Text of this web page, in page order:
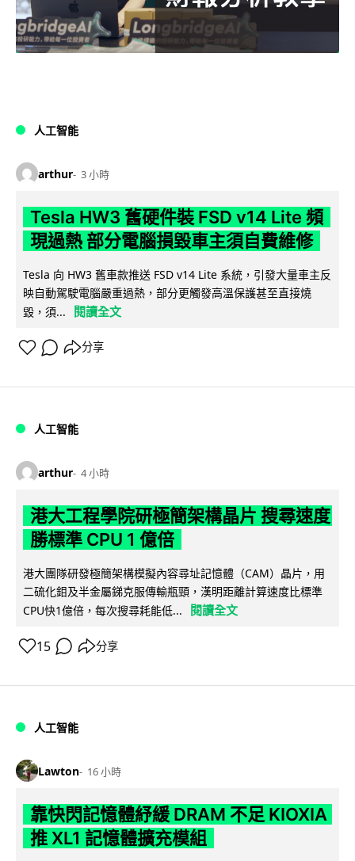
人工智能
arthur 3 小時
Tesla HW3 舊硬件裝 FSD v14 Lite 頻
現過熱 部分電腦損毀車主須自費維修
Tesla 向 HW3 舊車款推送 FSD v14 Lite 系統，引發大量車主反
映自動駕駛電腦嚴重過熱，部分更觸發高溫保護甚至直接燒
毀，須...
閱讀全文
分享
人工智能
arthur 4 小時
港大工程學院研極簡架構晶片 搜尋速度
勝標準 CPU 1 億倍
港大團隊研發極簡架構模擬內容尋址記憶體（CAM）晶片，用
二硫化鉬及半金屬銻克服傳輸瓶頸，漢明距離計算速度比標準
CPU快1億倍，每次搜尋耗能低...
閱讀全文
15 分享
人工智能
Lawton 16 小時
靠快閃記憶體紓緩 DRAM 不足 KIOXIA
推 XL1 記憶體擴充模組